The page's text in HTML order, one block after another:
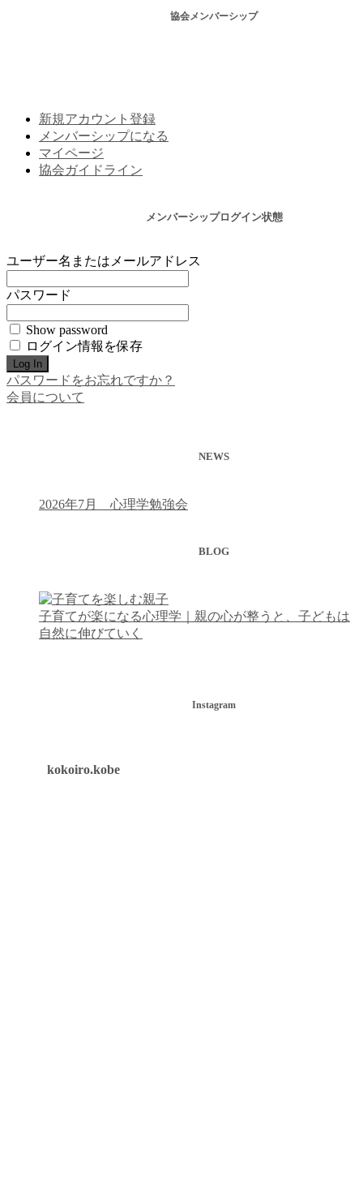
協会メンバーシップ
新規アカウント登録
メンバーシップになる
マイページ
協会ガイドライン
メンバーシップログイン状態
ユーザー名またはメールアドレス
パスワード
Show password
ログイン情報を保存
パスワードをお忘れですか？
会員について
NEWS
2026年7月 心理学勉強会
BLOG
子育てが楽になる心理学｜親の心が整うと、子どもは
自然に伸びていく
Instagram
kokoiro.kobe